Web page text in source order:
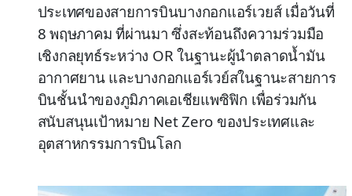
ประเทศของสายการบินบางกอกแอร์เวยส์ เมื่อวันที่
8 พฤษภาคม ที่ผ่านมา ซึ่งสะท้อนถึงความร่วมมือ
เชิงกลยุทธ์ระหว่าง OR ในฐานะผู้นำตลาดน้ำมัน
อากาศยาน และบางกอกแอร์เวย์สในฐานะสายการ
บินชั้นนำของภูมิภาคเอเชียแพซิฟิก เพื่อร่วมกัน
สนับสนุนเป้าหมาย Net Zero ของประเทศและ
อุตสาหกรรมการบินโลก